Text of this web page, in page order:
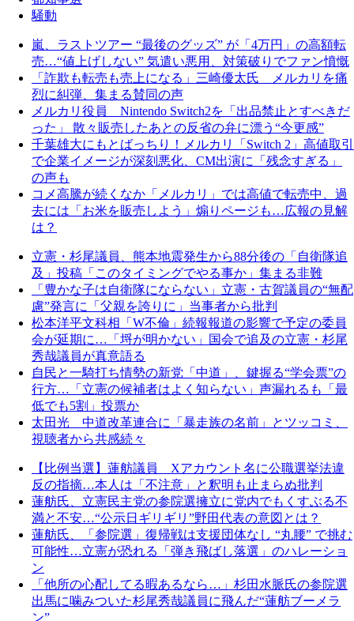
騒動
嵐、ラストツアー “最後のグッズ” が「4万円」の高額転
売…“値上げしない” 気遣い悪用、対策破りでファン憤慨
「詐欺も転売も売上になる」三崎優太氏 メルカリを痛
烈に糾弾、集まる賛同の声
メルカリ役員 Nintendo Switch2を「出品禁止とすべきだ
った」 散々販売したあとの反省の弁に漂う“今更感”
千葉雄大にもとばっちり！メルカリ「Switch 2」高値取引
で企業イメージが深刻悪化、CM出演に「残念すぎる」
の声も
コメ高騰が続くなか「メルカリ」では高値で転売中、過
去には「お米を販売しよう」煽りページも…広報の見解
は？
立憲・杉尾議員、熊本地震発生から88分後の「自衛隊追
及」投稿「このタイミングでやる事か」集まる非難
「豊かな子は自衛隊にならない」立憲・古賀議員の“無配
慮”発言に「父親を誇りに」当事者から批判
松本洋平文科相「W不倫」続報報道の影響で予定の委員
会が延期に…「埒が明かない」国会で追及の立憲・杉尾
秀哉議員が真意語る
自民と一騎打ち情勢の新党「中道」、鍵握る“学会票”の
行方…「立憲の候補者はよく知らない」声漏れるも「最
低でも5割」投票か
太田光 中道改革連合に「暴走族の名前」とツッコミ、
視聴者から共感続々
【比例当選】蓮舫議員 Xアカウント名に公職選挙法違
反の指摘…本人は「不注意」と釈明も止まらぬ批判
蓮舫氏、立憲民主党の参院選擁立に党内でもくすぶる不
満と不安…“公示日ギリギリ”野田代表の意図とは？
蓮舫氏、「参院選」復帰戦は支援団体なし “丸腰” で挑む
可能性…立憲が恐れる「弾き飛ばし落選」のハレーショ
ン
「他所の心配してる暇あるなら…」杉田水脈氏の参院選
出馬に噛みついた杉尾秀哉議員に飛んだ“蓮舫ブーメラ
ン”